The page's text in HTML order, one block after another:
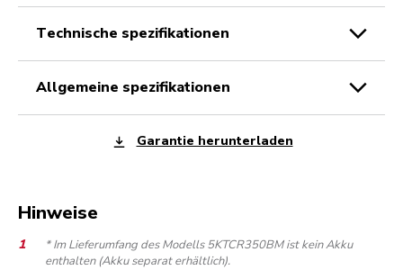
technische spezifikationen
allgemeine spezifikationen
Garantie herunterladen
Hinweise
* Im Lieferumfang des Modells 5KTCR350BM ist kein Akku
enthalten (Akku separat erhältlich).